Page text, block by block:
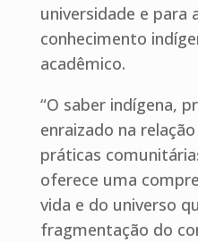
universidade e para
conhecimento
acadêmico.
“O saber indígena,
enraizado na
práticas
oferece uma
vida e do universo
fragmentação do